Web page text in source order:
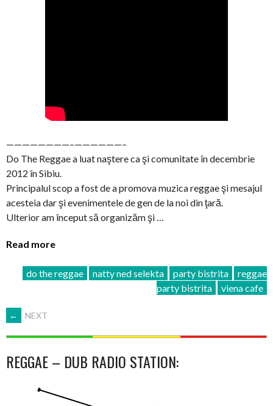
————————–——————–
Do The Reggae a luat naştere ca şi comunitate în decembrie
2012 în Sibiu.
Principalul scop a fost de a promova muzica reggae şi mesajul
acesteia dar şi evenimentele de gen de la noi din ţară.
Ulterior am început să organizăm şi …
Read more
do the reggae natty ned selekta party bistrita
reggae
party bistrita
viena cafe
POSTS
NAVIGATION
← NEXT
REGGAE – DUB RADIO STATION: